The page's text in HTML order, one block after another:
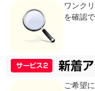
ワンク
を確認で
ご希望